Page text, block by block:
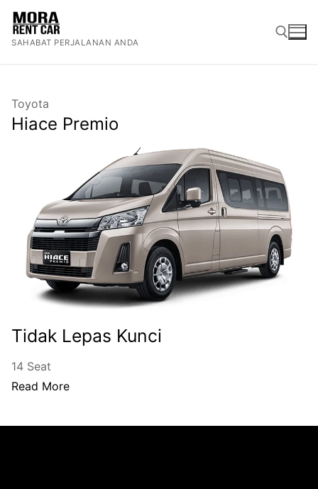
Lompat
konten
SAHABAT PERJALANAN ANDA
Toyota
Hiace Premio
Tidak Lepas Kunci
14 Seat
Read More